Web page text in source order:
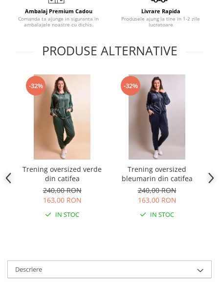
Ambalaj Premium Cadou
Comanda ta ajunge in siguranta in
ambalajele noastre cu dichis.
Livrare Rapida
Produsele ajung la tine in 1-2 zile
lucratoare
PRODUSE ALTERNATIVE
-32%
Trening oversized verde
din catifea
240,00 RON
163,00 RON
IN STOC
-32%
Trening oversized
bleumarin din catifea
240,00 RON
163,00 RON
IN STOC
Descriere